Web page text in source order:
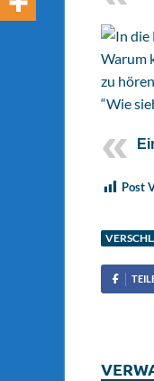
Warum
zu
“Wie
Post